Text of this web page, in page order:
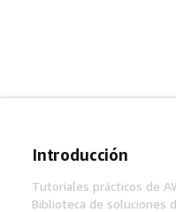
Introducción
Tutoriales prácticos de
Biblioteca de soluciones